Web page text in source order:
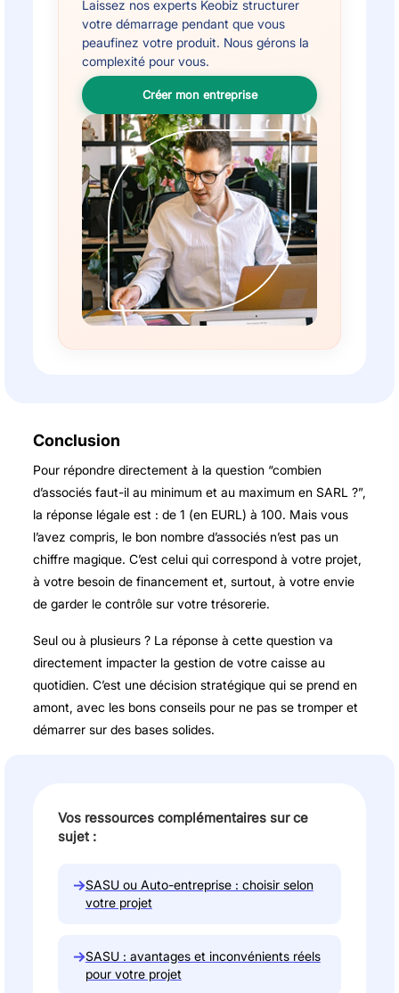
Laissez nos experts Keobiz structurer
votre démarrage pendant que vous
peaufinez votre produit. Nous gérons la
complexité pour vous.
Créer mon entreprise
Conclusion
Pour répondre directement à la question “combien
d’associés faut-il au minimum et au maximum en SARL ?”,
la réponse légale est : de 1 (en EURL) à 100. Mais vous
l’avez compris, le bon nombre d’associés n’est pas un
chiffre magique. C’est celui qui correspond à votre projet,
à votre besoin de financement et, surtout, à votre envie
de garder le contrôle sur votre trésorerie.
Seul ou à plusieurs ? La réponse à cette question va
directement impacter la gestion de votre caisse au
quotidien. C’est une décision stratégique qui se prend en
amont, avec les bons conseils pour ne pas se tromper et
démarrer sur des bases solides.
Vos ressources complémentaires sur ce
sujet :
→SASU ou Auto-entreprise : choisir selon
votre projet
→SASU : avantages et inconvénients réels
pour votre projet